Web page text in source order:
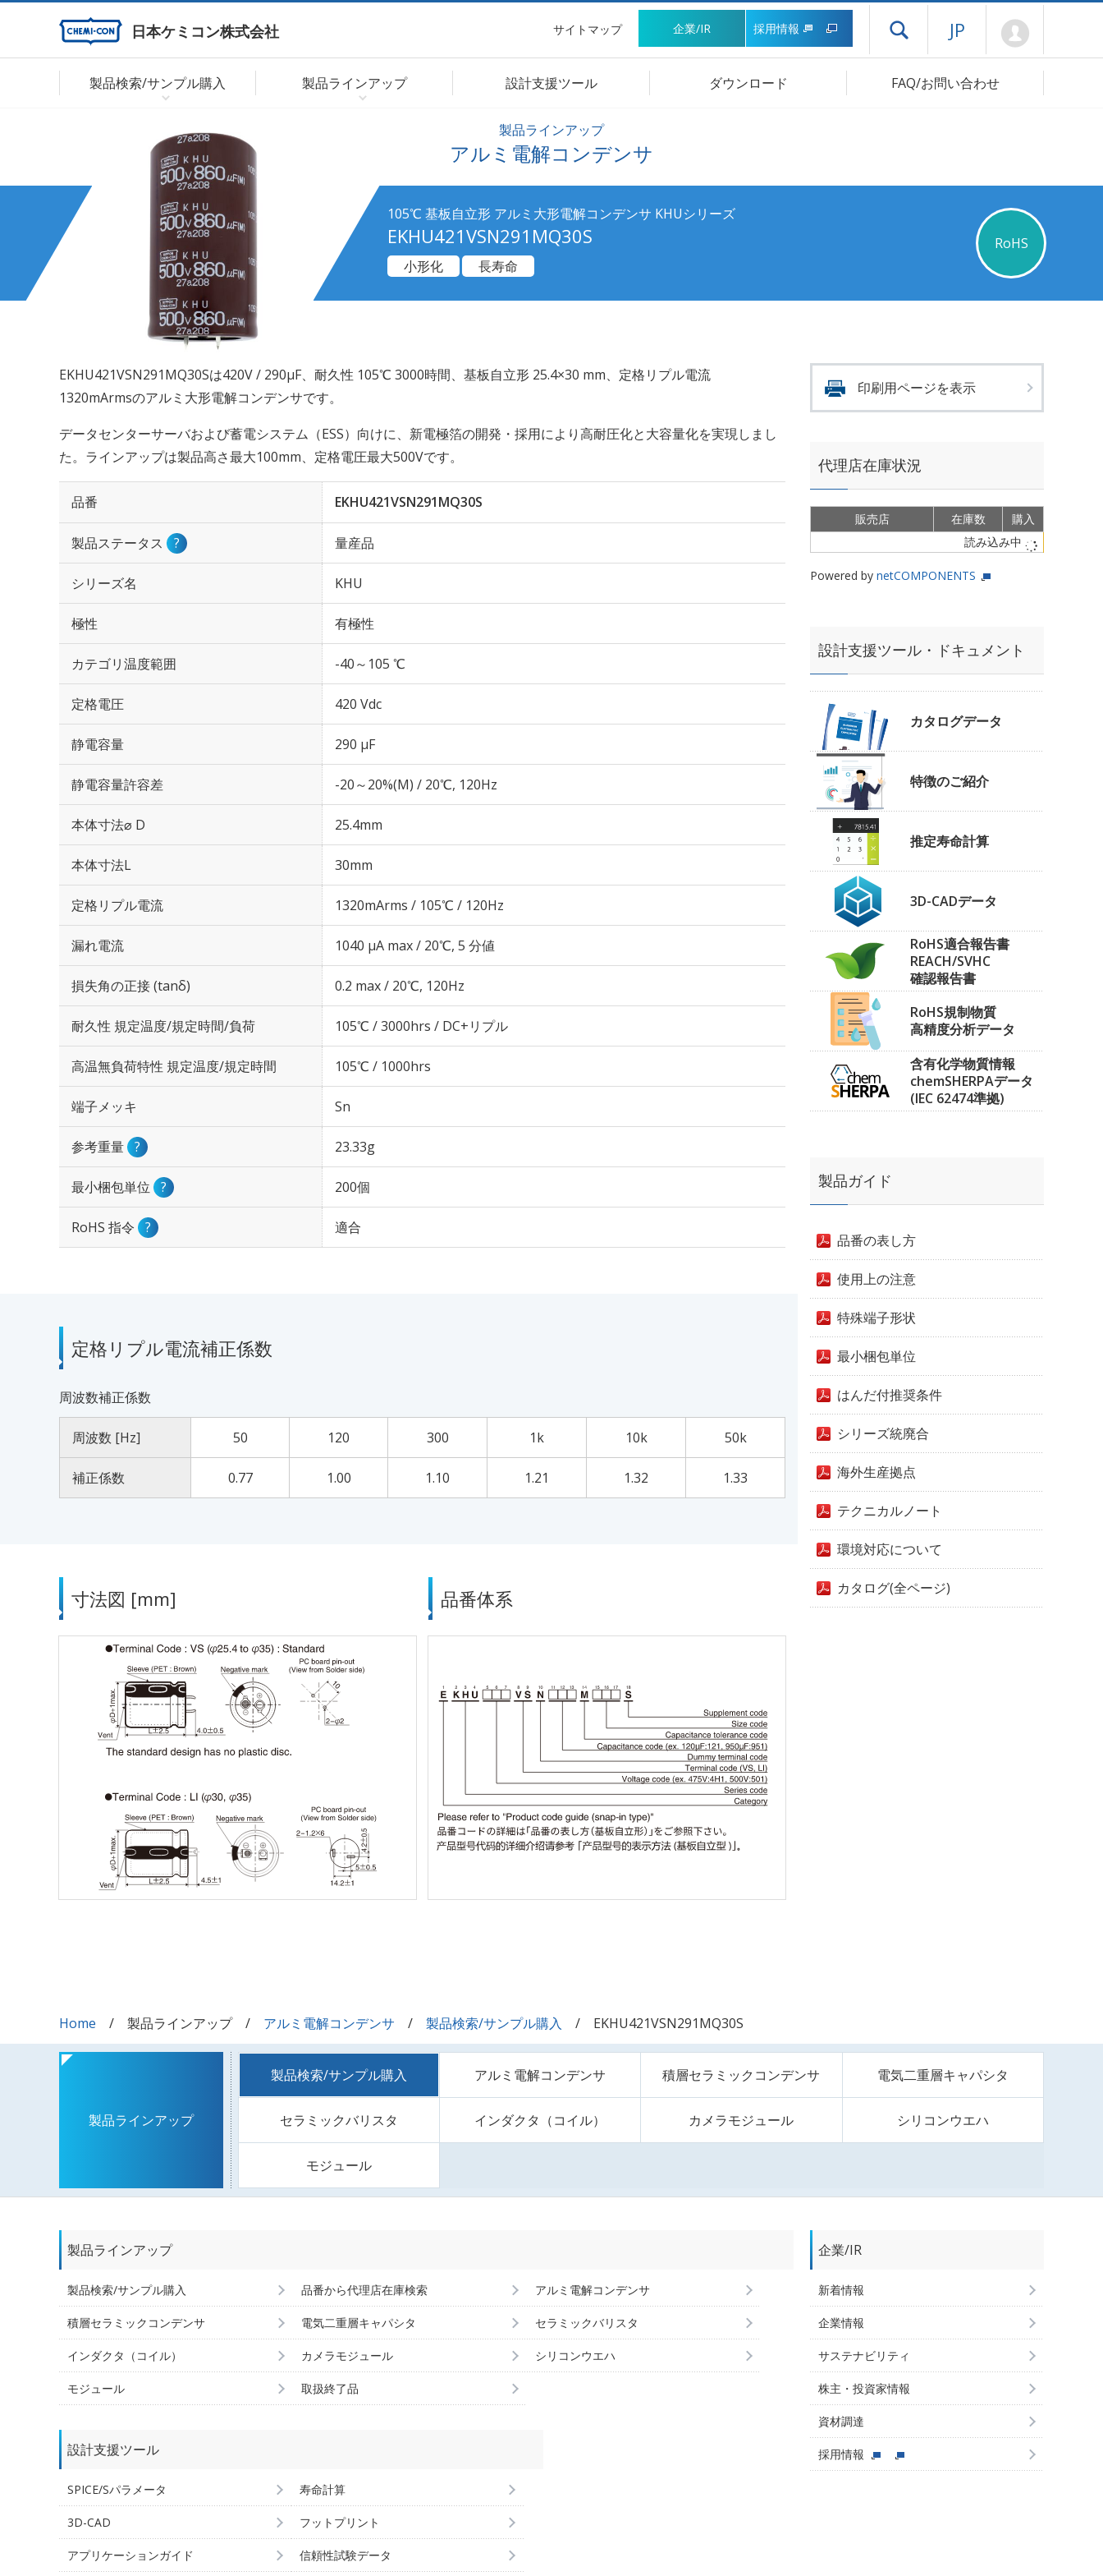
日本ケミコン株式会社 サイトマップ 企業/IR 採用情報 ドロワーメニューを開く
JP
製品検索/サンプル購入 製品ラインアップ 設計支援ツール ダウンロード FAQ/お問い合わせ
製品ラインアップ
アルミ電解コンデンサ
105℃ 基板自立形 アルミ大形電解コンデンサ KHUシリーズ
EKHU421VSN291MQ30S
RoHS
小形化
長寿命
EKHU421VSN291MQ30Sは420V / 290µF、耐久性 105℃ 3000時間、基板自立形 25.4×30 mm、定格リプル電流
1320mArmsのアルミ大形電解コンデンサです。
データセンターサーバおよび蓄電システム（ESS）向けに、新電極箔の開発・採用により高耐圧化と大容量化を実現しまし
た。ラインアップは製品高さ最大100mm、定格電圧最大500Vです。
品番 EKHU421VSN291MQ30S
製品ステータス ? 量産品
シリーズ名 KHU
極性 有極性
カテゴリ温度範囲 -40～105 ℃
定格電圧 420 Vdc
静電容量 290 µF
静電容量許容差 -20～20%(M) / 20℃, 120Hz
本体寸法⌀ D 25.4mm
本体寸法L 30mm
定格リプル電流 1320mArms / 105℃ / 120Hz
漏れ電流 1040 μA max / 20℃, 5 分値
損失角の正接 (tanδ) 0.2 max / 20℃, 120Hz
耐久性 規定温度/規定時間/負荷 105℃ / 3000hrs / DC+リプル
高温無負荷特性 規定温度/規定時間 105℃ / 1000hrs
端子メッキ Sn
参考重量 ? 23.33g
最小梱包単位 ? 200個
RoHS 指令 ? 適合
定格リプル電流補正係数
周波数補正係数
周波数 [Hz] 50 120 300 1k 10k 50k
補正係数 0.77 1.00 1.10 1.21 1.32 1.33
寸法図 [mm] 品番体系
印刷用ページを表示
代理店在庫状況
販売店 在庫数
購入
読み込み中
Powered by netCOMPONENTS
設計支援ツール・ドキュメント
カタログデータ
特徴のご紹介
推定寿命計算
3D-CADデータ
RoHS適合報告書
REACH/SVHC
確認報告書
RoHS規制物質
高精度分析データ
含有化学物質情報
chemSHERPAデータ
(IEC 62474準拠)
製品ガイド
品番の表し方
使用上の注意
特殊端子形状
最小梱包単位
はんだ付推奨条件
シリーズ統廃合
海外生産拠点
テクニカルノート
環境対応について
カタログ(全ページ)
Home 製品ラインアップ アルミ電解コンデンサ 製品検索/サンプル購入 EKHU421VSN291MQ30S
製品ラインアップ
製品検索/サンプル購入 アルミ電解コンデンサ 積層セラミックコンデンサ 電気二重層キャパシタ
セラミックバリスタ インダクタ（コイル） カメラモジュール シリコンウエハ
モジュール
製品ラインアップ
製品検索/サンプル購入 品番から代理店在庫検索 アルミ電解コンデンサ
積層セラミックコンデンサ 電気二重層キャパシタ セラミックバリスタ
インダクタ（コイル） カメラモジュール シリコンウエハ
モジュール 取扱終了品
設計支援ツール
SPICE/Sパラメータ 寿命計算
3D-CAD フットプリント
アプリケーションガイド 信頼性試験データ
企業/IR
新着情報
企業情報
サステナビリティ
株主・投資家情報
資材調達
採用情報